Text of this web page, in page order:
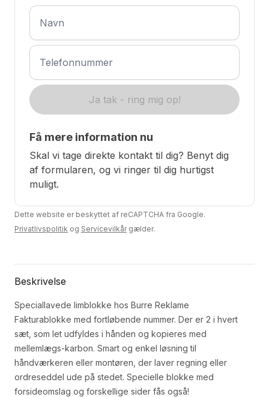
Ja tak - ring mig op!
Få mere information nu
Skal vi tage direkte kontakt til dig? Benyt dig
af formularen, og vi ringer til dig hurtigst
muligt.
Dette website er beskyttet af reCAPTCHA fra Google.
Privatlivspolitik og Servicevilkårgælder.
Beskrivelse
Speciallavede limblokke hos Burre Reklame
Fakturablokke med fortløbende nummer. Der er 2 i hvert
sæt, som let udfyldes i hånden og kopieres med
mellemlægs-karbon. Smart og enkel løsning til
håndværkeren eller montøren, der laver regning eller
ordreseddel ude på stedet. Specielle blokke med
forsideomslag og forskellige sider fås også!